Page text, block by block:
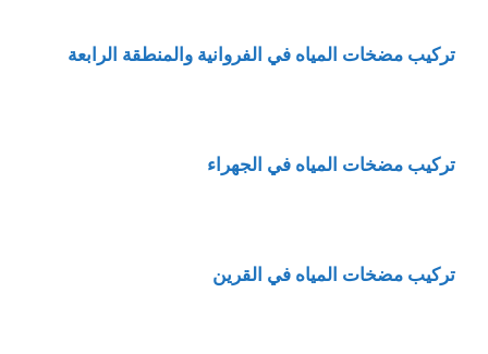
تركيب مضخات المياه في الفروانية والمنطقة الرابعة
تركيب مضخات المياه في الجهراء
تركيب مضخات المياه في القرين